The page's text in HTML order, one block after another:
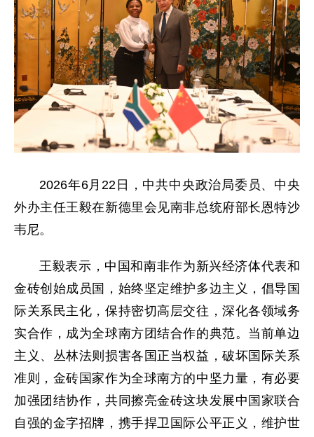
2026年6月22日，中共中央政治局委员、中央
外办主任王毅在新德里会见南非总统府部长恩特沙
韦尼。
王毅表示，中国和南非作为新兴经济体代表和
金砖创始成员国，始终坚定维护多边主义，倡导国
际关系民主化，保持密切高层交往，深化各领域务
实合作，成为全球南方团结合作的典范。当前单边
主义、丛林法则损害各国正当权益，破坏国际关系
准则，金砖国家作为全球南方的中坚力量，有必要
加强团结协作，共同擦亮金砖这块发展中国家联合
自强的金字招牌，携手捍卫国际公平正义，维护世